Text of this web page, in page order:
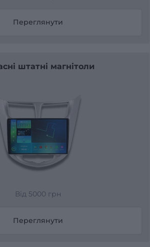
Переглянути
штатні магнітоли
Від 5000 грн
Переглянути